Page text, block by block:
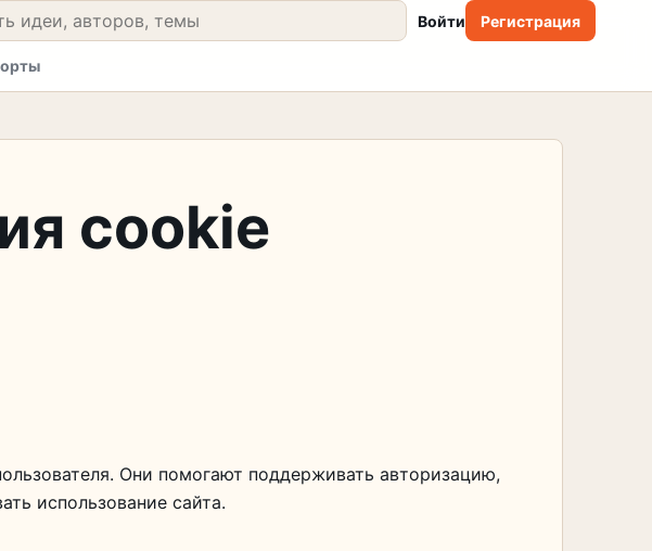
Войти Регистрация
cookie
Они помогают поддерживать авторизацию,
использование сайта.